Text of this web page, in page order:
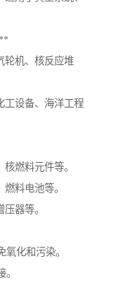
轮机、核反应堆
工设备、海洋工程
燃料元件等。
料电池等。
器等。
化和污染。